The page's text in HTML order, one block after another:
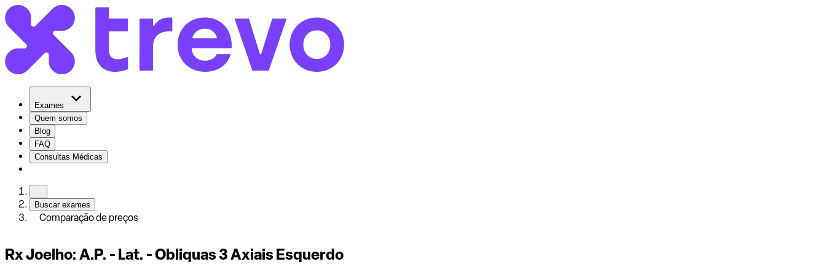
Exames
Quem somos
Blog
FAQ
Consultas Médicas
Buscar exames
Comparação de preços
Rx Joelho: A.P. - Lat. - Obliquas 3 Axiais Esquerdo